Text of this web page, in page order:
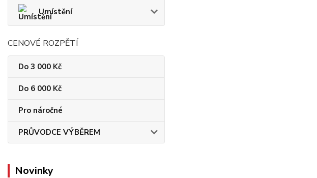
Umístění
CENOVÉ ROZPĚTÍ
Do 3 000 Kč
Do 6 000 Kč
Pro náročné
PRŮVODCE VÝBĚREM
Novinky